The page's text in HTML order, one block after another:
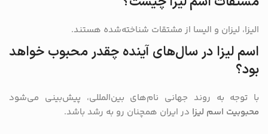
الیزا، لیزان و الیسا از مشتقات شناخته‌شده هستند.
اسم لیزا در سال‌های آینده چقدر محبوب خواهد
بود؟
با توجه به روند جهانی نام‌های بین‌المللی، پیش‌بینی می‌شود
محبوبیت اسم لیزا در ایران همچنان رو به رشد باشد.